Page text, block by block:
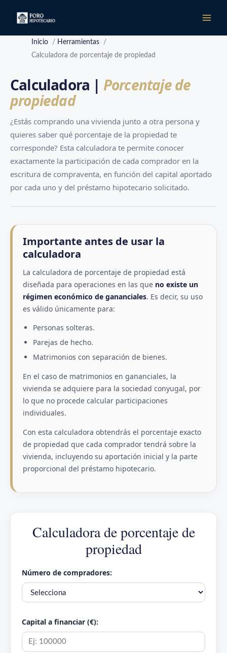
Inicio / Herramientas /
Calculadora de porcentaje de propiedad
Calculadora | Porcentaje de
propiedad
¿Estás comprando una vivienda junto a otra persona y
quieres saber qué porcentaje de la propiedad te
corresponde? Esta calculadora te permite conocer
exactamente la participación de cada comprador en la
escritura de compraventa, en función del capital aportado
por cada uno y del préstamo hipotecario solicitado.
Importante antes de usar la
calculadora
La calculadora de porcentaje de propiedad está
diseñada para operaciones en las que no existe un
régimen económico de gananciales. Es decir, su uso
es válido únicamente para:
Personas solteras.
Parejas de hecho.
Matrimonios con separación de bienes.
En el caso de matrimonios en gananciales, la
vivienda se adquiere para la sociedad conyugal, por
lo que no procede calcular participaciones
individuales.
Con esta calculadora obtendrás el porcentaje exacto
de propiedad que cada comprador tendrá sobre la
vivienda, incluyendo su aportación inicial y la parte
proporcional del préstamo hipotecario.
Calculadora de porcentaje de
propiedad
Número de compradores:
Capital a financiar (€):